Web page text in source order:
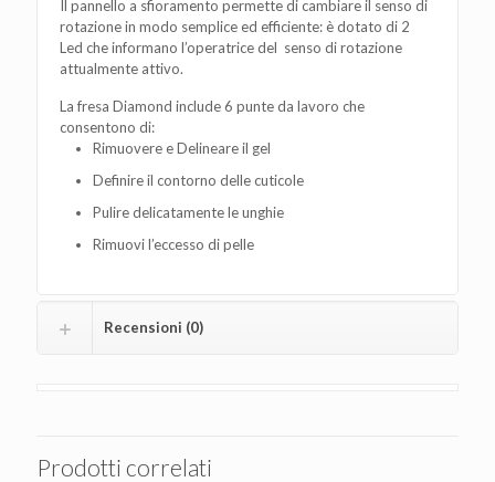
Il pannello a sfioramento permette di cambiare il senso di
rotazione in modo semplice ed efficiente: è dotato di 2
Led che informano l’operatrice del senso di rotazione
attualmente attivo.
La fresa Diamond include 6 punte da lavoro che
consentono di:
Rimuovere e Delineare il gel
Definire il contorno delle cuticole
Pulire delicatamente le unghie
Rimuovi l’eccesso di pelle
Recensioni (0)
Prodotti correlati